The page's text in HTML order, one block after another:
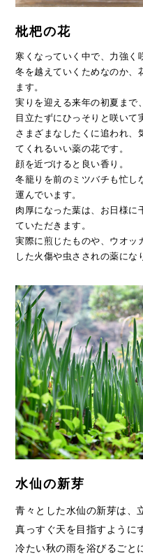
枇杷の花
寒くなっていく中で、力強く
冬を越えていくためなのか、
ます。
実りを迎える来年の初夏まで
目立たずにひっそりと咲いて
さまざまなしたくに追われ、
てくれるいい薬の花です。
顔を近づけると良い香り。
冬籠りを前のミツバチも忙し
運んでいます。
肉厚になった葉は、お日様に
ていただきます。
実際に煎じたものや、ウオッ
した火傷や虫さされの薬にな
水仙の新芽
青々とした水仙の新芽は、
真っすぐ天を目指すように
冷たい秋の雨を浴びるごと